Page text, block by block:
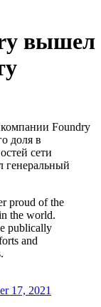
вышел
Foundry
доля в
сети
генеральный
proud of the
the world.
publically
and
17, 2021